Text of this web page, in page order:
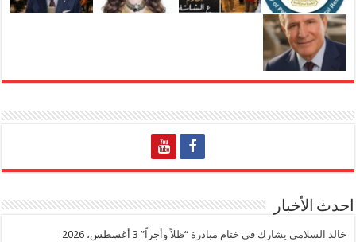
احدث الأخبار
خالد السلامي يشارك في ختام مبادرة “ظلاً وأجراً” 3 أغسطس، 2026